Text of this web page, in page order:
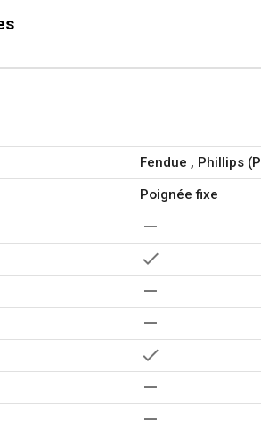
Fendue , Phillips
Poignée fixe